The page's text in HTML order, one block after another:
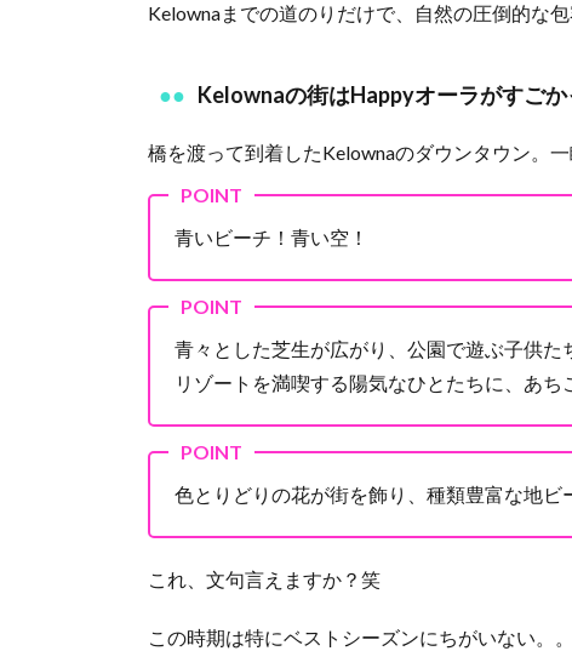
Kelownaまでの道のりだけで、自然の圧倒的な
Kelownaの街はHappyオーラがすごか
橋を渡って到着したKelownaのダウンタウン。一
青いビーチ！青い空！
青々とした芝生が広がり、公園で遊ぶ子供た
リゾートを満喫する陽気なひとたちに、あ
色とりどりの花が街を飾り、種類豊富な地ビ
これ、文句言えますか？笑
この時期は特にベストシーズンにちがいない。